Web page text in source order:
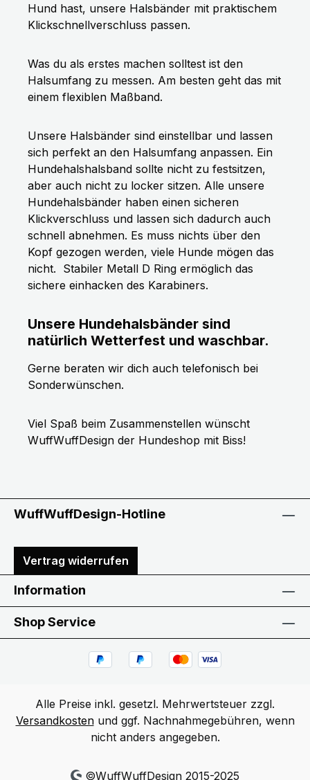
Hund hast, unsere Halsbänder mit praktischem
Klickschnellverschluss passen.
Was du als erstes machen solltest ist den
Halsumfang zu messen. Am besten geht das mit
einem flexiblen Maßband.
Unsere Halsbänder sind einstellbar und lassen
sich perfekt an den Halsumfang anpassen. Ein
Hundehalshalsband sollte nicht zu festsitzen,
aber auch nicht zu locker sitzen. Alle unsere
Hundehalsbänder haben einen sicheren
Klickverschluss und lassen sich dadurch auch
schnell abnehmen. Es muss nichts über den
Kopf gezogen werden, viele Hunde mögen das
nicht. Stabiler Metall D Ring ermöglich das
sichere einhacken des Karabiners.
Unsere Hundehalsbänder sind
natürlich Wetterfest und waschbar.
Gerne beraten wir dich auch telefonisch bei
Sonderwünschen.
Viel Spaß beim Zusammenstellen wünscht
WuffWuffDesign der Hundeshop mit Biss!
WuffWuffDesign-Hotline
Vertrag widerrufen
Information
Shop Service
Alle Preise inkl. gesetzl. Mehrwertsteuer zzgl.
Versandkostenund ggf. Nachnahmegebühren, wenn
nicht anders angegeben.
©WuffWuffDesign 2015-2025